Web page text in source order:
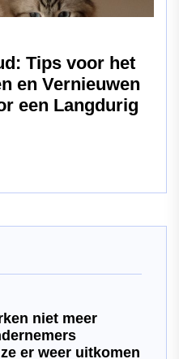
Tips voor het
en Vernieuwen
een Langdurig
niet meer
er weer uitkomen